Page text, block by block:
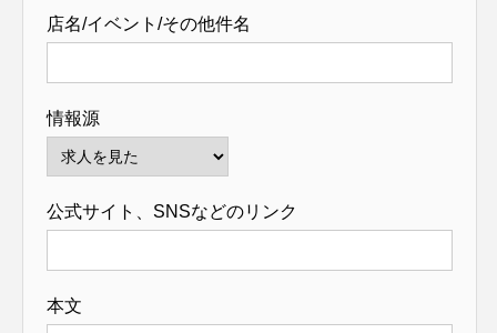
店名/イベント/その他件名
情報源
公式サイト、SNSなどのリンク
本文